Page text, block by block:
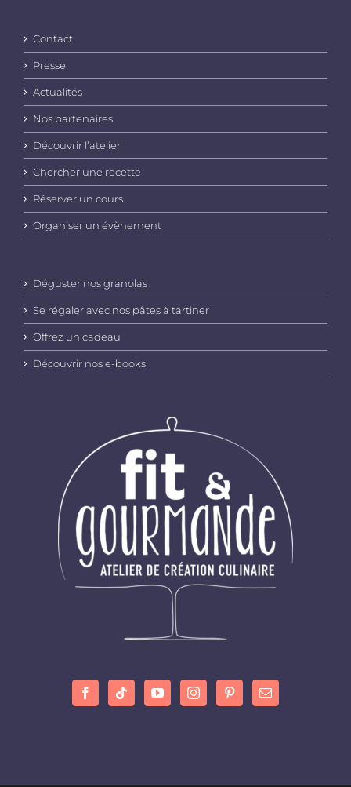
Contact
Presse
Actualités
Nos partenaires
Découvrir l’atelier
Chercher une recette
Réserver un cours
Organiser un évènement
Déguster nos granolas
Se régaler avec nos pâtes à tartiner
Offrez un cadeau
Découvrir nos e-books